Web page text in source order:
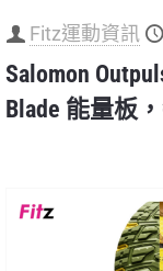
Fitz運動資訊
Salomon
Blade 能量板